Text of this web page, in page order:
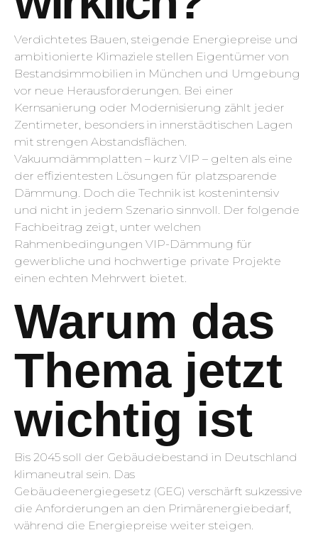
Verdichtetes Bauen, steigende Energiepreise und
ambitionierte Klimaziele stellen Eigentümer von
Bestandsimmobilien in München und Umgebung
vor neue Herausforderungen. Bei einer
Kernsanierung oder Modernisierung zählt jeder
Zentimeter, besonders in innerstädtischen Lagen
mit strengen Abstandsflächen.
Vakuumdämmplatten – kurz VIP – gelten als eine
der effizientesten Lösungen für platzsparende
Dämmung. Doch die Technik ist kostenintensiv
und nicht in jedem Szenario sinnvoll. Der folgende
Fachbeitrag zeigt, unter welchen
Rahmenbedingungen VIP-Dämmung für
gewerbliche und hochwertige private Projekte
einen echten Mehrwert bietet.
Warum das
Thema jetzt
wichtig ist
Bis 2045 soll der Gebäudebestand in Deutschland
klimaneutral sein. Das
Gebäudeenergiegesetz (GEG) verschärft sukzessive
die Anforderungen an den Primärenergiebedarf,
während die Energiepreise weiter steigen.